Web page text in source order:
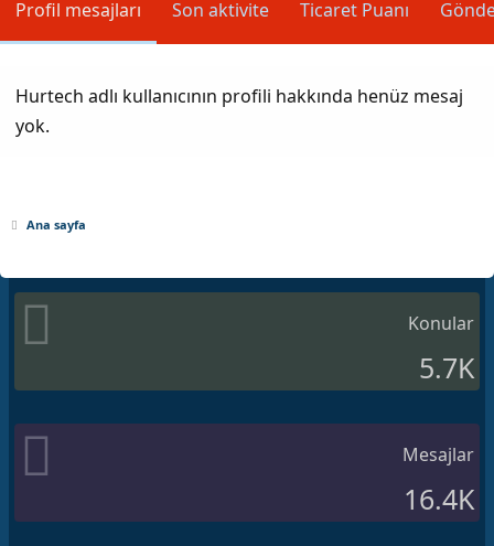
Profil mesajları Son aktivite Ticaret Puanı
Hurtech adlı kullanıcının profili hakkında henüz mesaj
yok.
Ana sayfa
Konular
5.7K
Mesajlar
16.4K